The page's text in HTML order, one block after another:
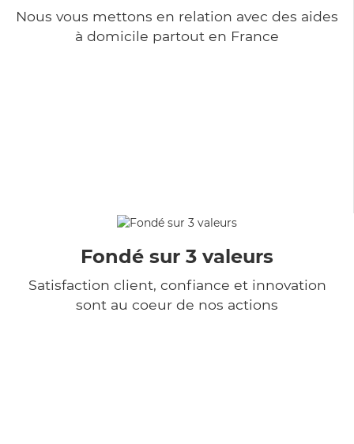
Nous vous mettons en relation avec des aides
à domicile partout en France
Fondé sur 3 valeurs
Satisfaction client, confiance et innovation
sont au coeur de nos actions